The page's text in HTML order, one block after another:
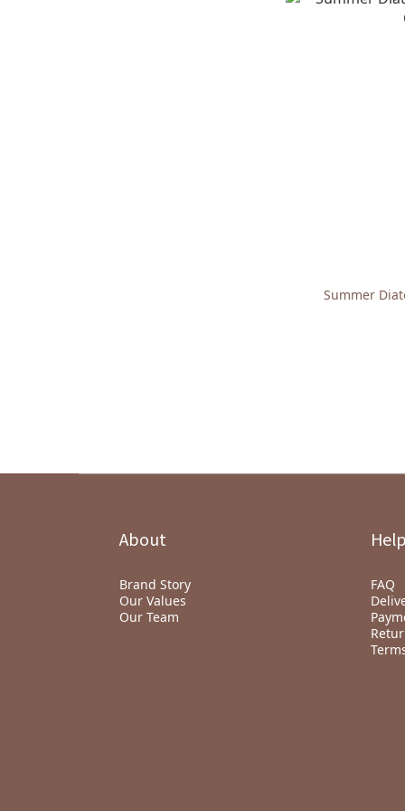
Summer
About
Brand Story
Our Values
Our Team
FAQ